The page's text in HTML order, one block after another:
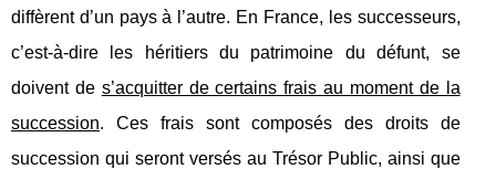
diffèrent d’un pays à l’autre. En France, les successeurs,
c’est-à-dire les héritiers du patrimoine du défunt, se
doivent de s’acquitter de certains frais au moment de la
succession. Ces frais sont composés des droits de
succession qui seront versés au Trésor Public, ainsi que